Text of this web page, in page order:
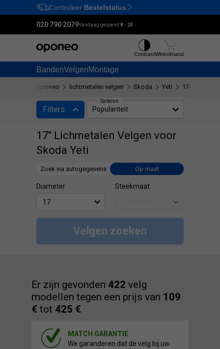
Ctrl M
Controleer Bestelstatus
020 790 2079Vandaag geopend:8 - 20
BandenVelgenMontage
ContrastWinkelmand
Oponeo lichtmetalen velgen Skoda Yeti 17"
Filters
17" Lichmetalen Velgen voor
Skoda Yeti
Zoek via autogegevens Op maat
Diameter Steekmaat
Velgen zoeken
Er zijn gevonden 422 velg
modellen tegen een prijs van 109
€ tot 425 €
Sorteren:
Populariteit
MATCH GARANTIE
We garanderen dat de velg bij uw